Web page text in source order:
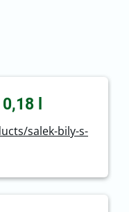
l
salek-bily-s-